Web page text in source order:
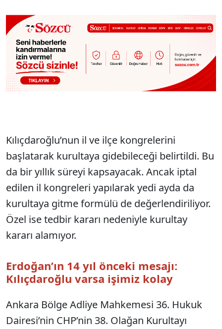
Kılıçdaroğlu’nun il ve ilçe kongrelerini
başlatarak kurultaya gidebileceği belirtildi. Bu
da bir yıllık süreyi kapsayacak. Ancak iptal
edilen il kongreleri yapılarak yedi ayda da
kurultaya gitme formülü de değerlendiriliyor.
Özel ise tedbir kararı nedeniyle kurultay
kararı alamıyor.
Erdoğan’ın 14 yıl önceki mesajı:
Kılıçdaroğlu varsa işimiz kolay
Ankara Bölge Adliye Mahkemesi 36. Hukuk
Dairesi’nin CHP’nin 38. Olağan Kurultayı